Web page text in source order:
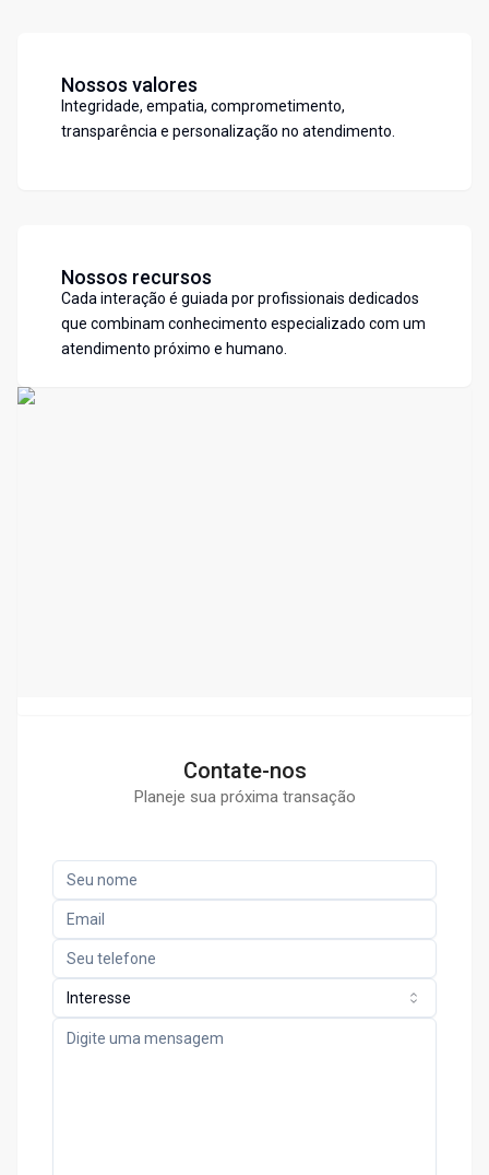
Nossos valores
Integridade, empatia, comprometimento,
transparência e personalização no atendimento.
Nossos recursos
Cada interação é guiada por profissionais dedicados
que combinam conhecimento especializado com um
atendimento próximo e humano.
Contate-nos
Planeje sua próxima transação
Interesse